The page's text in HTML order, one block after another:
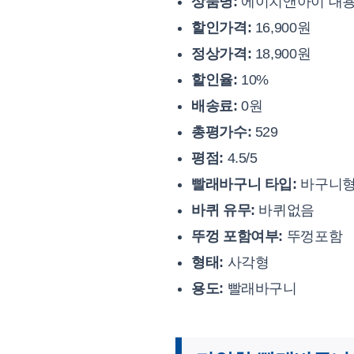
할인가격: 16,900원
정상가격: 18,900원
할인율: 10%
배송료: 0원
총평가수: 529
평점: 4.5/5
빨래바구니 타입: 바구니형
바퀴 유무: 바퀴없음
뚜껑 포함여부: 뚜껑포함
형태: 사각형
용도: 빨래바구니